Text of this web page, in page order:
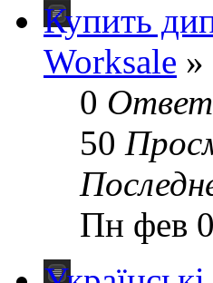
Купить
Worksale »
0
50
Пн фев